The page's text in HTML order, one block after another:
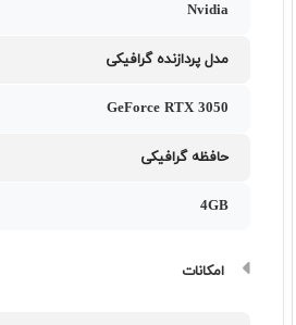
Nvidia
مدل پردازنده گرافیکی
GeForce RTX 3050
حافظه گرافیکی
4GB
امکانات